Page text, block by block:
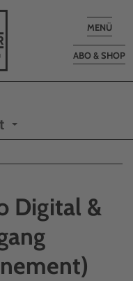
Toggle
MENÜ
ABO & SHOP
Digital &